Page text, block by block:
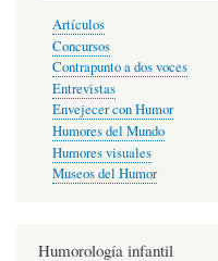
Artículos
Concursos
Contrapunto a dos voces
Entrevistas
Envejecer con Humor
Humores del Mundo
Humores visuales
Museos del Humor
Humorología infantil